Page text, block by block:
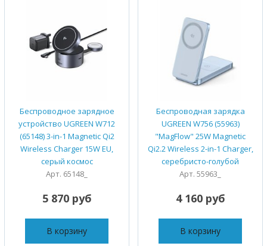
Беспроводное зарядное
устройство UGREEN W712
(65148) 3-in-1 Magnetic Qi2
Wireless Charger 15W EU,
серый космос
Арт. 65148_
5 870 руб
В корзину
Беспроводная зарядка
UGREEN W756 (55963)
"MagFlow" 25W Magnetic
Qi2.2 Wireless 2-in-1 Charger,
серебристо-голубой
Арт. 55963_
4 160 руб
В корзину